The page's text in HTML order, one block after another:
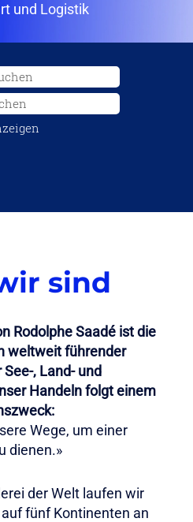
und Logistik
sind
Rodolphe Saadé ist die
weltweit führender
, Land- und
Handeln folgt einem
Wege, um einer
dienen.»
der Welt laufen wir
fünf Kontinenten an